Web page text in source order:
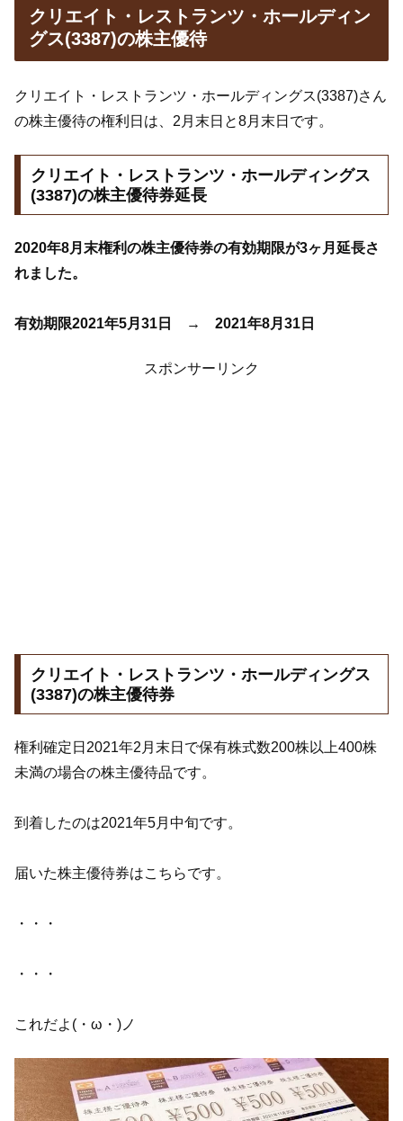
クリエイト・レストランツ・ホールディン
グス(3387)の株主優待
クリエイト・レストランツ・ホールディングス(3387)さん
の株主優待の権利日は、2月末日と8月末日です。
クリエイト・レストランツ・ホールディングス
(3387)の株主優待券延長
2020年8月末権利の株主優待券の有効期限が3ヶ月延長さ
れました。
有効期限2021年5月31日 → 2021年8月31日
スポンサーリンク
クリエイト・レストランツ・ホールディングス
(3387)の株主優待券
権利確定日2021年2月末日で保有株式数200株以上400株
未満の場合の株主優待品です。
到着したのは2021年5月中旬です。
届いた株主優待券はこちらです。
・・・
・・・
これだよ(・ω・)ノ